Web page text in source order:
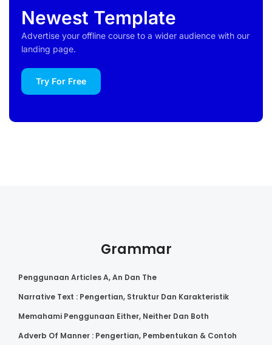
Newest Template
Advertise your offline course to a wider audience with our
landing page.
Try For Free
Grammar
Penggunaan Articles A, An Dan The
Narrative Text : Pengertian, Struktur Dan Karakteristik
Memahami Penggunaan Either, Neither Dan Both
Adverb Of Manner : Pengertian, Pembentukan & Contoh